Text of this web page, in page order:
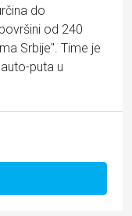
do
od 240
Srbije". Time je
puta u